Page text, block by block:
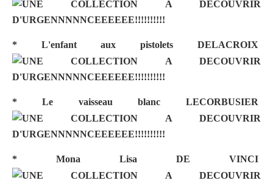
* L'enfant aux pistolets DELACROIX
* Le vaisseau blanc LECORBUSIER
* Mona Lisa DE VINCI